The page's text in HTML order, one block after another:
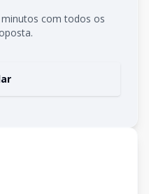
com todos os